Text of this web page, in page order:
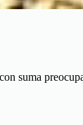
suma